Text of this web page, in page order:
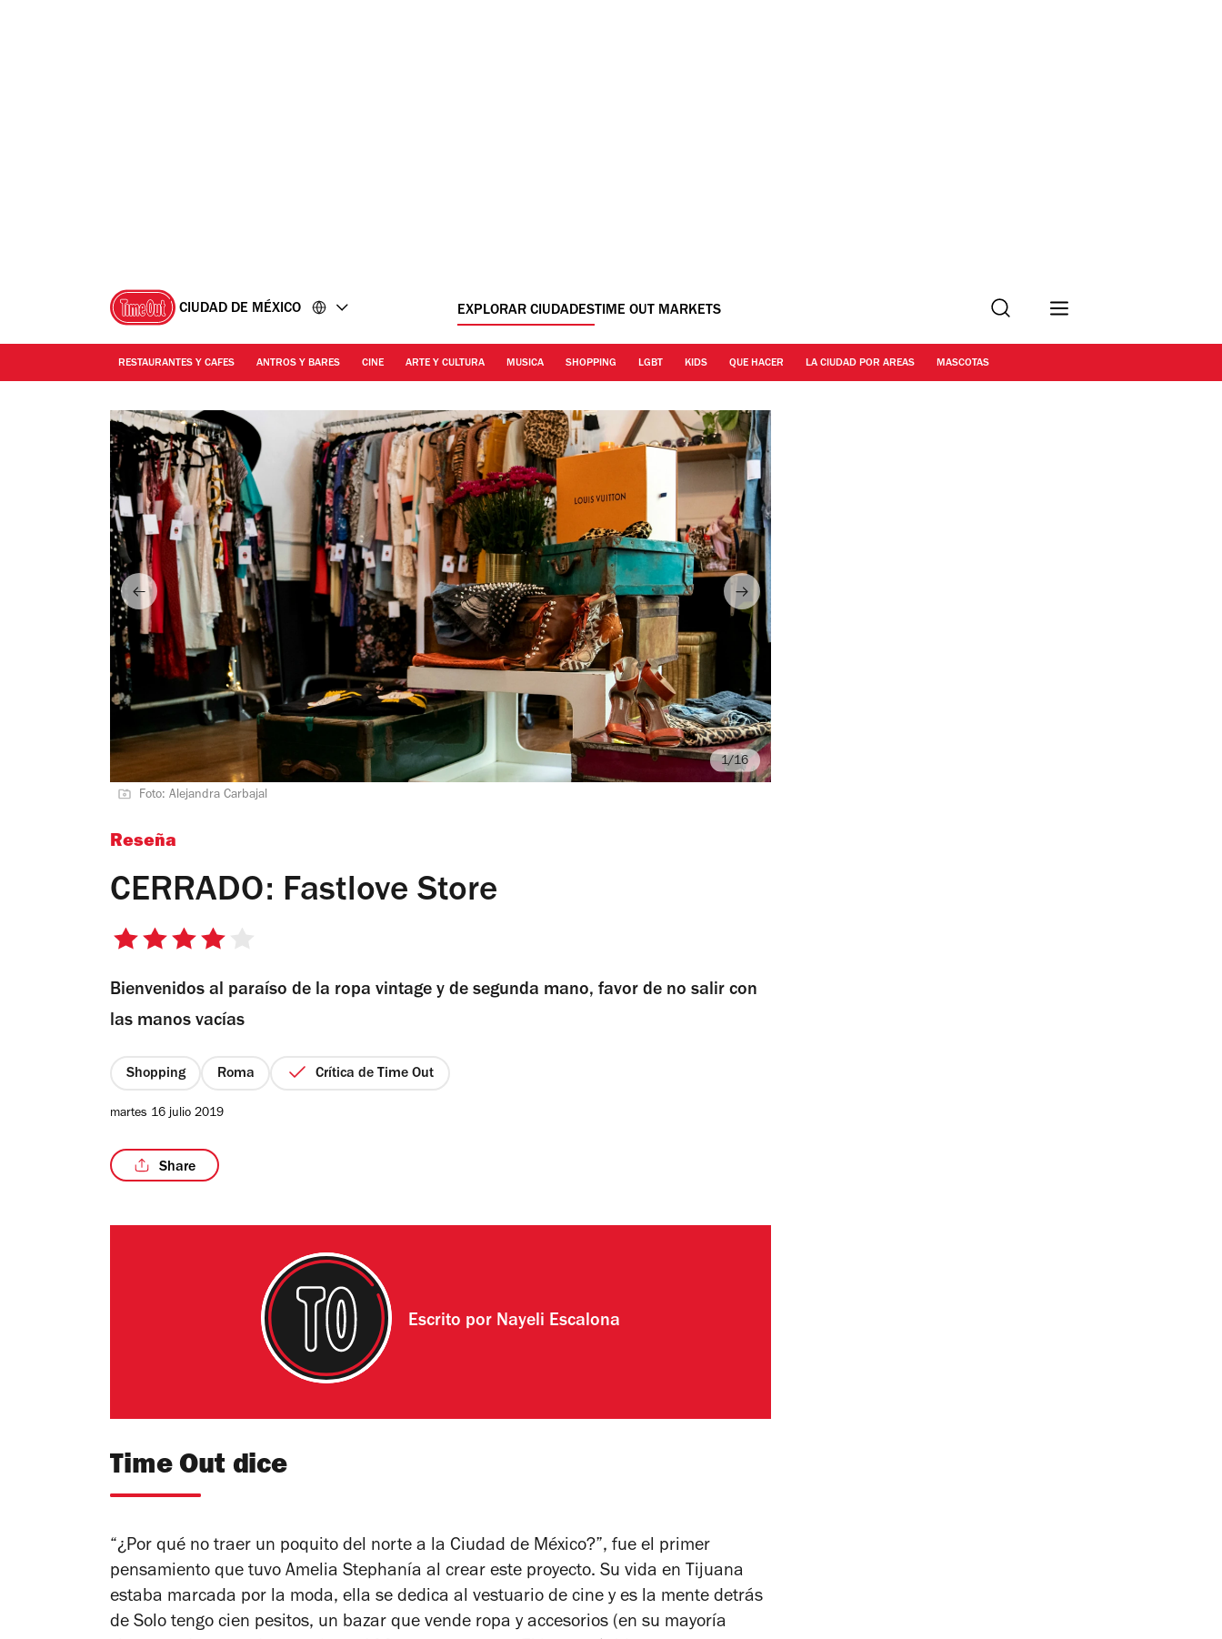
CIUDAD DE MÉXICO EXPLORAR CIUDADESTIME OUT MARKETS Buscar
RESTAURANTES Y CAFES ANTROS Y BARES CINE ARTE Y CULTURA MUSICA SHOPPING LGBT KIDS QUE HACER LA CIUDAD POR AREAS MASCOTAS
Foto: Alejandra Carbajal
/16
Reseña
CERRADO: Fastlove Store
4
5
estrellas
Bienvenidos al paraíso de la ropa vintage y de segunda mano, favor de no salir con
las manos vacías
Shopping Roma Crítica de Time Out
martes 16 julio 2019
Share
Escrito por Nayeli Escalona
Time Out dice
“¿Por qué no traer un poquito del norte a la Ciudad de México?”, fue el primer
pensamiento que tuvo Amelia Stephanía al crear este proyecto. Su vida en Tijuana
estaba marcada por la moda, ella se dedica al vestuario de cine y es la mente detrás
de Solo tengo cien pesitos, un bazar que vende ropa y accesorios (en su mayoría